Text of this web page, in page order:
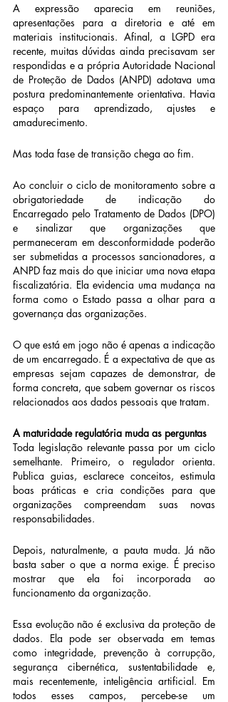
A expressão aparecia em reuniões,
apresentações para a diretoria e até em
materiais institucionais. Afinal, a LGPD era
recente, muitas dúvidas ainda precisavam ser
respondidas e a própria Autoridade Nacional
de Proteção de Dados (ANPD) adotava uma
postura predominantemente orientativa. Havia
espaço para aprendizado, ajustes e
amadurecimento.
Mas toda fase de transição chega ao fim.
Ao concluir o ciclo de monitoramento sobre a
obrigatoriedade de indicação do
Encarregado pelo Tratamento de Dados (DPO)
e sinalizar que organizações que
permaneceram em desconformidade poderão
ser submetidas a processos sancionadores, a
ANPD faz mais do que iniciar uma nova etapa
fiscalizatória. Ela evidencia uma mudança na
forma como o Estado passa a olhar para a
governança das organizações.
O que está em jogo não é apenas a indicação
de um encarregado. É a expectativa de que as
empresas sejam capazes de demonstrar, de
forma concreta, que sabem governar os riscos
relacionados aos dados pessoais que tratam.
A maturidade regulatória muda as perguntas
Toda legislação relevante passa por um ciclo
semelhante. Primeiro, o regulador orienta.
Publica guias, esclarece conceitos, estimula
boas práticas e cria condições para que
organizações compreendam suas novas
responsabilidades.
Depois, naturalmente, a pauta muda. Já não
basta saber o que a norma exige. É preciso
mostrar que ela foi incorporada ao
funcionamento da organização.
Essa evolução não é exclusiva da proteção de
dados. Ela pode ser observada em temas
como integridade, prevenção à corrupção,
segurança cibernética, sustentabilidade e,
mais recentemente, inteligência artificial. Em
todos esses campos, percebe-se um